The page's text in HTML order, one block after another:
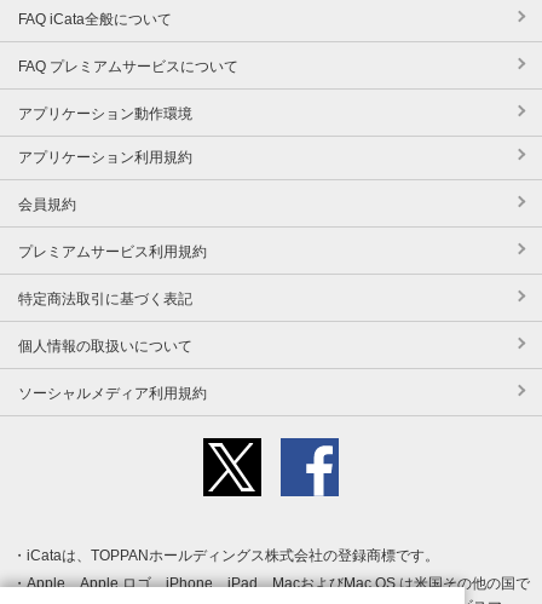
FAQ iCata全般について
FAQ プレミアムサービスについて
アプリケーション動作環境
アプリケーション利用規約
会員規約
プレミアムサービス利用規約
特定商法取引に基づく表記
個人情報の取扱いについて
ソーシャルメディア利用規約
iCataは、TOPPANホールディングス株式会社の登録商標です。
Apple、Apple ロゴ、iPhone、iPad、MacおよびMac OS は米国その他の国で